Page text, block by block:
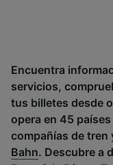
Encuentra
servicios,
tus billetes desde
opera en 45
compañías de
Bahn. Descubre a